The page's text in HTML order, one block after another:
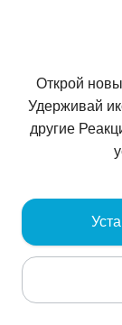
Wiktoria
Nowy Tomyśl
podaruj mi
Открой
Удерживай
другие